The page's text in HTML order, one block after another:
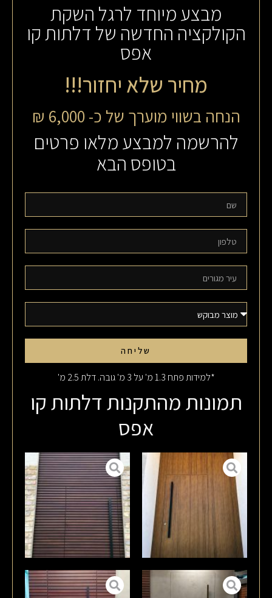
מבצע מיוחד לרגל השקת
הקולקציה החדשה של דלתות קו
אפס
מחיר שלא יחזור!
!
!
הנחה בשווי מוערך של כ- 6,000 ₪
להרשמה למבצע מלאו פרטים
בטופס הבא
שליחה
*למידות פתח 1.3 מ' על 3 מ' גובה. דלת 2.5 מ'
תמונות מהתקנות דלתות קו
אפס